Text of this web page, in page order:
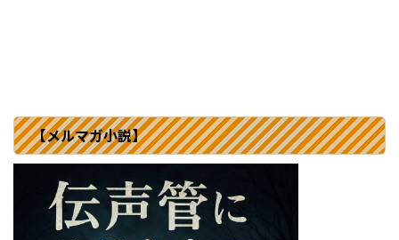
【メルマガ小説】